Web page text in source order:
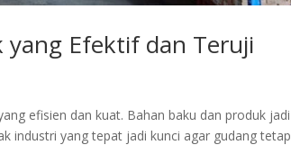
yang Efektif dan Teruji
efisien dan kuat. Bahan baku dan produk jadi
industri yang tepat jadi kunci agar gudang tetap